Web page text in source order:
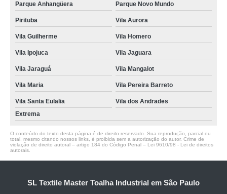
Parque Anhangüera Parque Novo Mundo
Pirituba Vila Aurora
Vila Guilherme Vila Homero
Vila Ipojuca Vila Jaguara
Vila Jaraguá Vila Mangalot
Vila Maria Vila Pereira Barreto
Vila Santa Eulalia
Vila dos Andrades
Extrema
O conteúdo do texto desta página é de direito reservado. Sua reprodução, parcial ou
total, mesmo citando nossos links, é proibida sem a autorização do autor. Crime de
violação de direito autoral – artigo 184 do Código Penal – Lei 9610/98 - Lei de direitos
autorais
SL Textile Master Toalha Industrial em São Paulo